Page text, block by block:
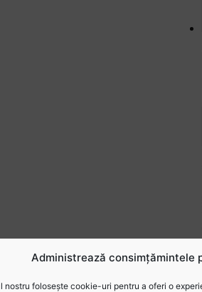
Administrează consimțămintele
nostru folosește cookie-uri pentru a oferi o